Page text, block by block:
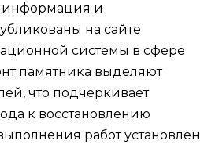
информация и
на сайте
системы в сфере
памятника выделяют
что подчеркивает
к восстановлению
работ установлен